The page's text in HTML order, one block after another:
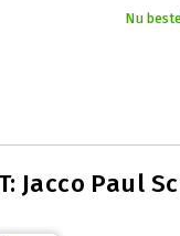
Nu
Jacco Paul